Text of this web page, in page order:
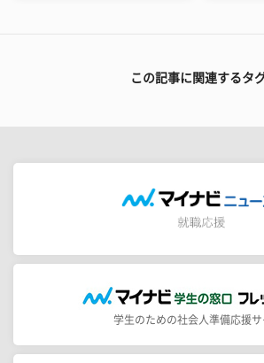
この記事に関連するタ
学生のための社会人準備応援サ